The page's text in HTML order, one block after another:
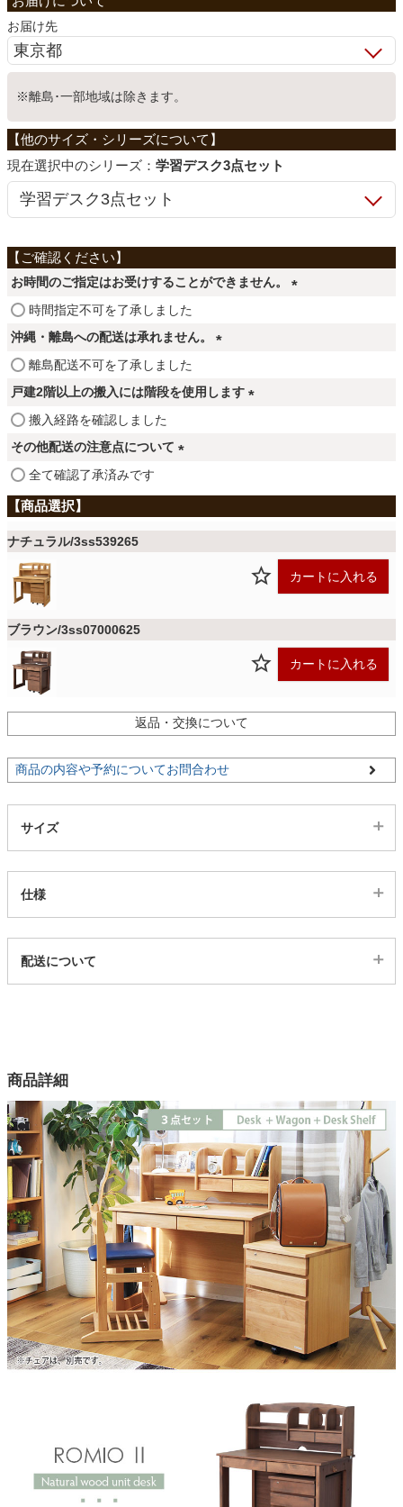
こたつ
カーテン
ラグ
収納用品
インテリア雑貨
お届け先
※離島･一部地域は除きます。
シリーズ： 学習デスク3点セット
お時間のご指定はお受けすることができません。
時間指定不可を了承しました
沖縄・離島への配送は承れません。
必
離島配送不可を了承しました
戸建2階以上の搬入には階段を使用します
搬入経路を確認しました
その他配送の注意点について
必
須
)
全て確認了承済みです
ナチュラル/3ss539265
カートに入れる
ブラウン/3ss07000625
カートに入れる
返品・交換について
商品の内容や予約についてお問合わせ
サイズ
仕様
3ss539265
2色
木部
アルダー無垢材
天板塗装
オイル塗装
デスク機能
引き出しフルオープンスライドレール、両サイドフック付き
上棚仕切り
2枚可動式
ワゴン機能1
鍵、キャスター、ペントレー
デスクサイズ
配送について
商品詳細